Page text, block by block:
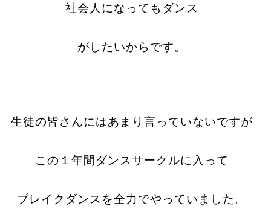
社会人になってもダンス
がしたいからです。
生徒の皆さんにはあまり言っていないですが
この１年間ダンスサークルに入って
ブレイクダンスを全力でやっていました。